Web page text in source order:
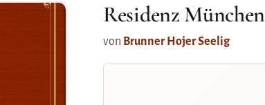
Residenz München
von Brunner Hojer Seelig